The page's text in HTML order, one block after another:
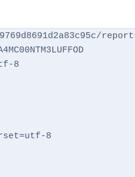
reports/
8
8